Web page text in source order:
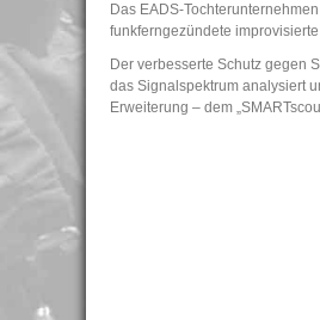
Das EADS-
funkferngezündete
Der verbesserte Schutz gegen
das Signalspektrum analysiert
Erweiterung – dem